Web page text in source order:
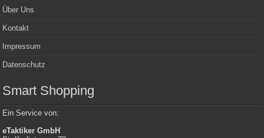
Über Uns
Kontakt
Impressum
Datenschutz
Smart Shopping
Ein Service von:
eTaktiker GmbH